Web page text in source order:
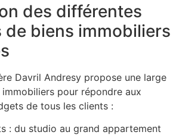
des différentes
de biens immobiliers
Davril Andresy propose une large
pour répondre aux
de tous les clients :
: du studio au grand appartement